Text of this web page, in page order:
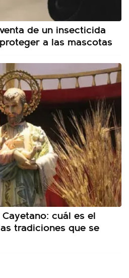
de un insecticida
a las mascotas
cuál es el
tradiciones que se